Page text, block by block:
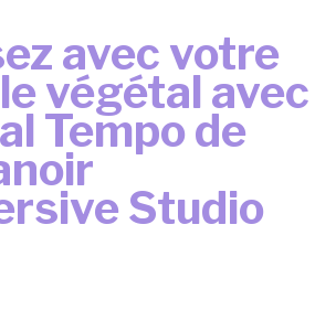
avec votre
végétal avec
Tempo de
Studio